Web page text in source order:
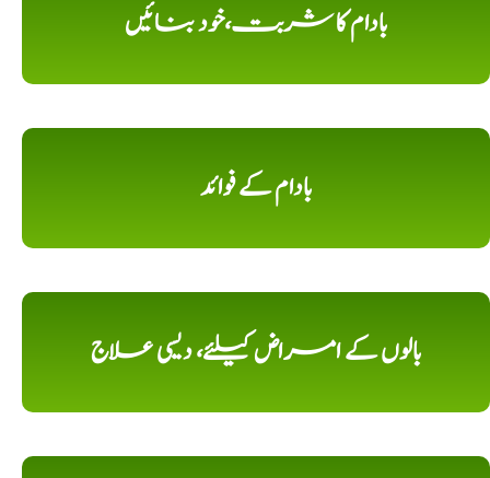
بادام کا شربت،خود بنائیں
بادام کے فوائد
بالوں کے امراض کیلئے، دیسی علاج